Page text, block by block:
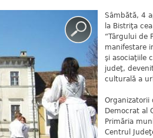
Sâmbătă, 4
la Bistriţa
“Târgului de
manifestare
şi asociaţiile
judeţ,
culturală a
Organizatorii
Democrat al
Primăria
Centrul